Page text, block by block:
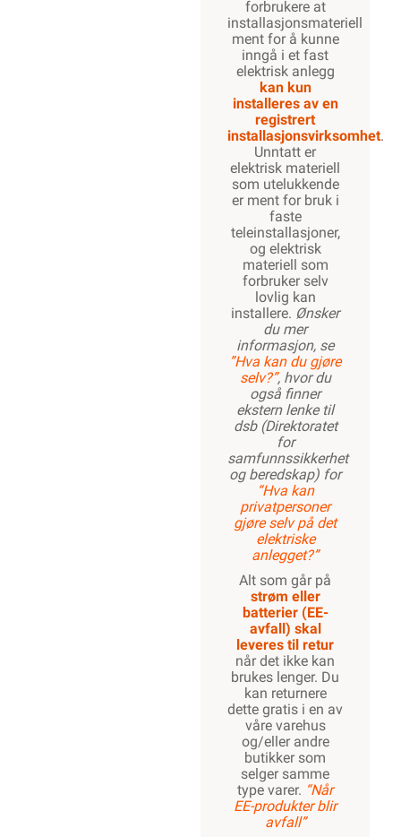
forbrukere at
installasjonsmateriell
ment for å kunne
inngå i et fast
elektrisk anlegg
kan kun
installeres av en
registrert
installasjonsvirksomhet.
Unntatt er
elektrisk materiell
som utelukkende
er ment for bruk i
faste
teleinstallasjoner,
og elektrisk
materiell som
forbruker selv
lovlig kan
installere. Ønsker
du mer
informasjon, se
”Hva kan du gjøre
selv?”, hvor du
også finner
ekstern lenke til
dsb (Direktoratet
for
samfunnssikkerhet
og beredskap) for
“Hva kan
privatpersoner
gjøre selv på det
elektriske
anlegget?”
Alt som går på
strøm eller
batterier (EE-
avfall) skal
leveres til retur
når det ikke kan
brukes lenger. Du
kan returnere
dette gratis i en av
våre varehus
og/eller andre
butikker som
selger samme
type varer. “Når
EE-produkter blir
avfall”